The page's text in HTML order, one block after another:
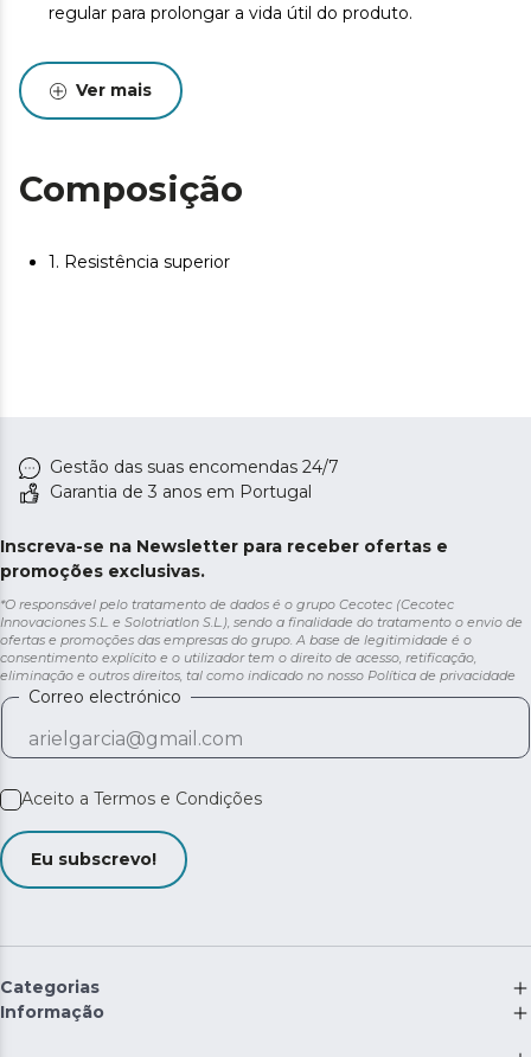
regular para prolongar a vida útil do produto.
Ver mais
Composição
1. Resistência superior
Gestão das suas encomendas 24/7
Garantia de 3 anos em Portugal
Inscreva-se na Newsletter para receber ofertas e
promoções exclusivas.
*O responsável pelo tratamento de dados é o grupo Cecotec (Cecotec
Innovaciones S.L. e Solotriatlon S.L.), sendo a finalidade do tratamento o envio de
ofertas e promoções das empresas do grupo. A base de legitimidade é o
consentimento explícito e o utilizador tem o direito de acesso, retificação,
eliminação e outros direitos, tal como indicado no nosso Política de privacidade
Correo electrónico
Aceito a Termos e Condições
Eu subscrevo!
Categorias
Informação